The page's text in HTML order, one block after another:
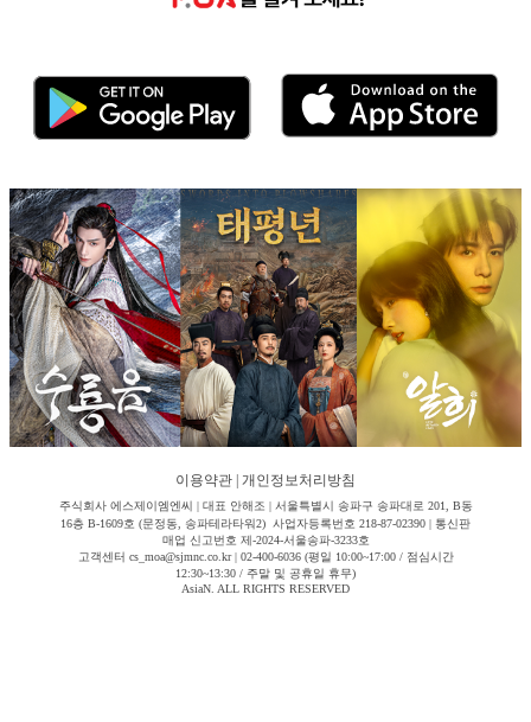
이용약관 개인정보처리방침
주식회사 에스제이엠엔씨 | 대표 안해조 | 서울특별시 송파구 송파대로 201, B동
16층 B-1609호 (문정동, 송파테라타워2) 사업자등록번호 218-87-02390 | 통신판
매업 신고번호 제-2024-서울송파-3233호
고객센터 cs_moa@sjmnc.co.kr | 02-400-6036 (평일 10:00~17:00 / 점심시간
12:30~13:30 / 주말 및 공휴일 휴무)
AsiaN. ALL RIGHTS RESERVED